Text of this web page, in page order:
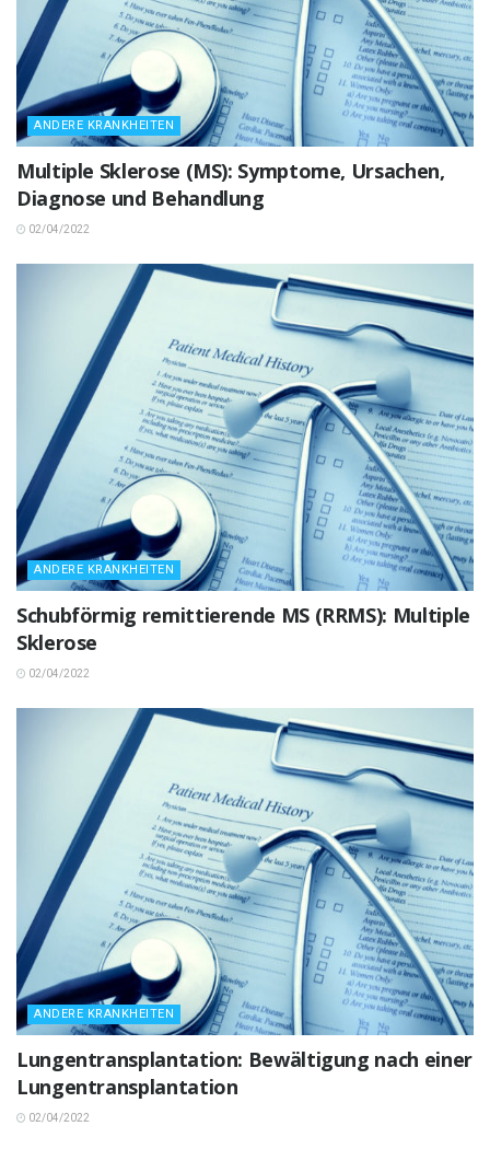
ANDERE KRANKHEITEN
Multiple Sklerose (MS): Symptome, Ursachen,
Diagnose und Behandlung
02/04/2022
ANDERE KRANKHEITEN
Schubförmig remittierende MS (RRMS): Multiple
Sklerose
02/04/2022
ANDERE KRANKHEITEN
Lungentransplantation: Bewältigung nach einer
Lungentransplantation
02/04/2022